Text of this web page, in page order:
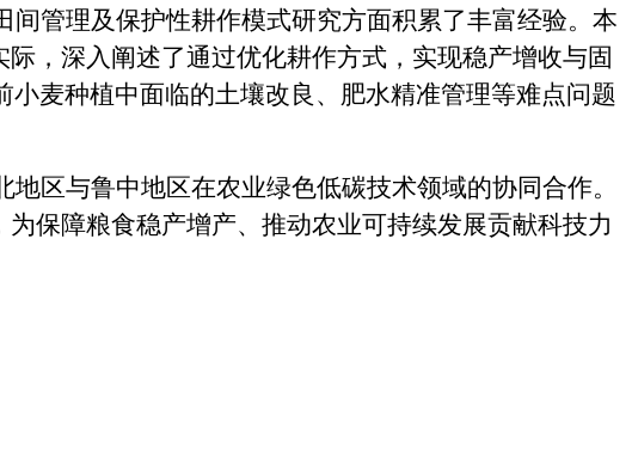
管理及保护性耕作模式研究方面积累了丰富经验。本
，深入阐述了通过优化耕作方式，实现稳产增收与固
麦种植中面临的土壤改良、肥水精准管理等难点问题
区与鲁中地区在农业绿色低碳技术领域的协同合作。
保障粮食稳产增产、推动农业可持续发展贡献科技力